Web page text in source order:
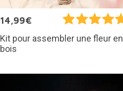
14,99€
Kit pour assembler une fleur en
bois